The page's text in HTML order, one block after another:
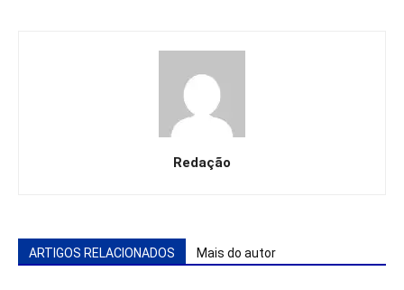
Redação
ARTIGOS RELACIONADOS Mais do autor